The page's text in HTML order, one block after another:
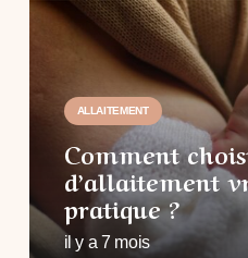
ALLAITEMENT
Comment
d’allaitement
pratique ?
il y a 7 mois